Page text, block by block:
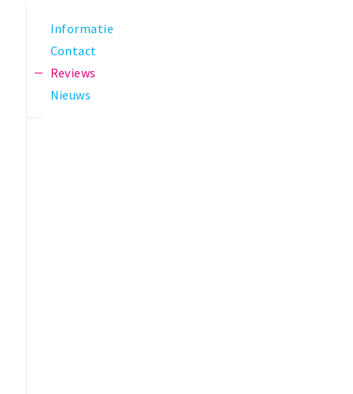
Informatie
Contact
Reviews
Nieuws